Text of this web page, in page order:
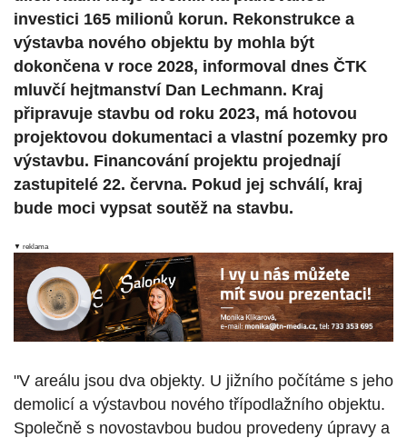
investici 165 milionů korun. Rekonstrukce a
výstavba nového objektu by mohla být
dokončena v roce 2028, informoval dnes ČTK
mluvčí hejtmanství Dan Lechmann. Kraj
připravuje stavbu od roku 2023, má hotovou
projektovou dokumentaci a vlastní pozemky pro
výstavbu. Financování projektu projednají
zastupitelé 22. června. Pokud jej schválí, kraj
bude moci vypsat soutěž na stavbu.
▼ reklama
"V areálu jsou dva objekty. U jižního počítáme s jeho
demolicí a výstavbou nového třípodlažního objektu.
Společně s novostavbou budou provedeny úpravy a